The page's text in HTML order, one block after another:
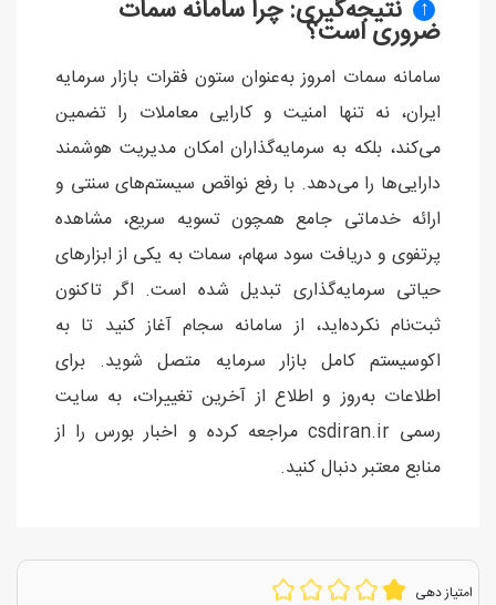
↑ نتیجه‌گیری: چرا سامانه سمات
ضروری است؟
سامانه سمات امروز به‌عنوان ستون فقرات بازار سرمایه
ایران، نه تنها امنیت و کارایی معاملات را تضمین
می‌کند، بلکه به سرمایه‌گذاران امکان مدیریت هوشمند
دارایی‌ها را می‌دهد. با رفع نواقص سیستم‌های سنتی و
ارائه خدماتی جامع همچون تسویه سریع، مشاهده
پرتفوی و دریافت سود سهام، سمات به یکی از ابزارهای
حیاتی سرمایه‌گذاری تبدیل شده است. اگر تاکنون
ثبت‌نام نکرده‌اید، از سامانه سجام آغاز کنید تا به
اکوسیستم کامل بازار سرمایه متصل شوید. برای
اطلاعات به‌روز و اطلاع از آخرین تغییرات، به سایت
رسمی csdiran.ir مراجعه کرده و اخبار بورس را از
منابع معتبر دنبال کنید.
امتیاز دهی